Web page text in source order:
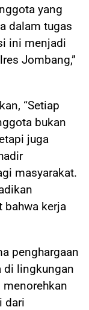
yang
dalam tugas
ini menjadi
Jombang,”
“Setiap
bukan
juga
masyarakat.
kerja
penghargaan
di lingkungan
dari